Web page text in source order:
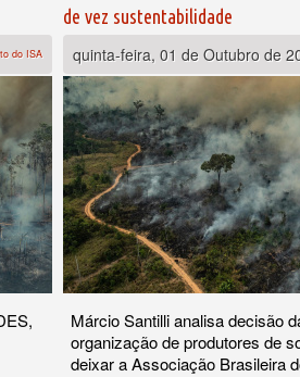
do ISA
de vez sustentabilidade
quinta-feira, 01 de Outubro de
Márcio Santilli analisa decisão
organização de produtores de
deixar a Associação Brasileira